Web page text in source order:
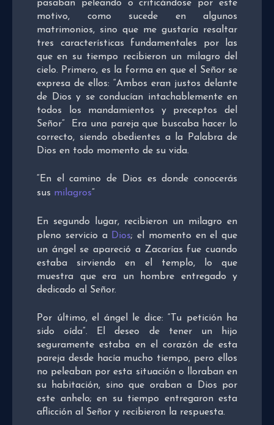
pasaban peleando o criticándose por este
motivo, como sucede en algunos
matrimonios, sino que me gustaría resaltar
tres características fundamentales por las
que en su tiempo recibieron un milagro del
cielo. Primero, es la forma en que el Señor se
expresa de ellos: “Ambos eran justos delante
de Dios y se conducían intachablemente en
todos los mandamientos y preceptos del
Señor” Era una pareja que buscaba hacer lo
correcto, siendo obedientes a la Palabra de
Dios en todo momento de su vida.
“En el camino de Dios es donde conocerás
sus milagros”
En segundo lugar, recibieron un milagro en
pleno servicio a Dios; el momento en el que
un ángel se apareció a Zacarías fue cuando
estaba sirviendo en el templo, lo que
muestra que era un hombre entregado y
dedicado al Señor.
Por último, el ángel le dice: “Tu petición ha
sido oída”. El deseo de tener un hijo
seguramente estaba en el corazón de esta
pareja desde hacía mucho tiempo, pero ellos
no peleaban por esta situación o lloraban en
su habitación, sino que oraban a Dios por
este anhelo; en su tiempo entregaron esta
aflicción al Señor y recibieron la respuesta.